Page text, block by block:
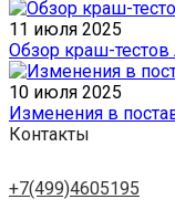
11 июля 2025
Обзор краш-тестов
10 июля 2025
Изменения в
Контакты
+7(499)4605195